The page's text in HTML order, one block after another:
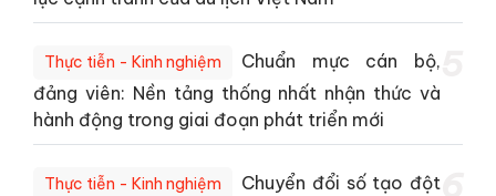
Thực tiễn - Kinh nghiệm
Chuẩn mực cán bộ,
đảng viên: Nền tảng thống nhất nhận thức và
hành động trong giai đoạn phát triển mới
Thực tiễn - Kinh nghiệm
Chuyển đổi số tạo đột